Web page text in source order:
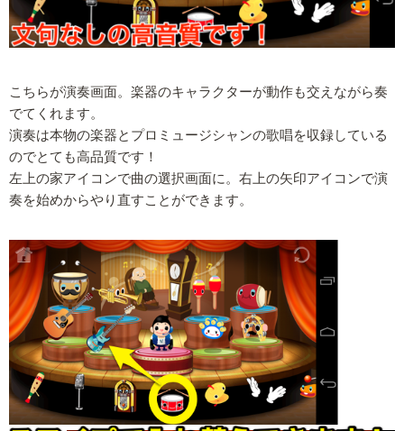
こちらが演奏画面。楽器のキャラクターが動作も交えながら奏
でてくれます。
演奏は本物の楽器とプロミュージシャンの歌唱を収録している
のでとても高品質です！
左上の家アイコンで曲の選択画面に。右上の矢印アイコンで演
奏を始めからやり直すことができます。